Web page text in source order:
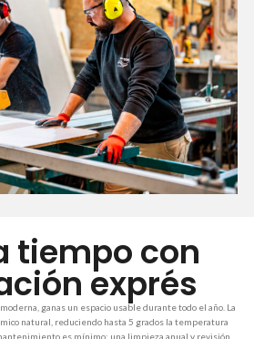
tiempo con
exprés
ganas un espacio usable durante todo el año. La
natural, reduciendo hasta 5 grados la temperatura
es mínimo: una limpieza anual y revisión